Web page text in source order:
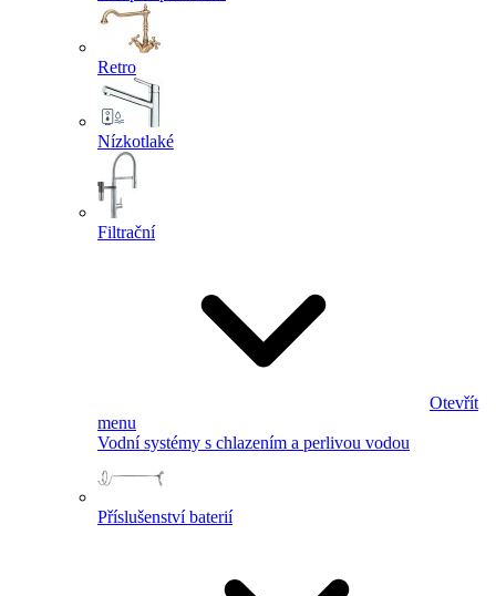
Retro
Nízkotlaké
Filtrační
Otevřít
menu
Vodní systémy s chlazením a perlivou vodou
Příslušenství baterií